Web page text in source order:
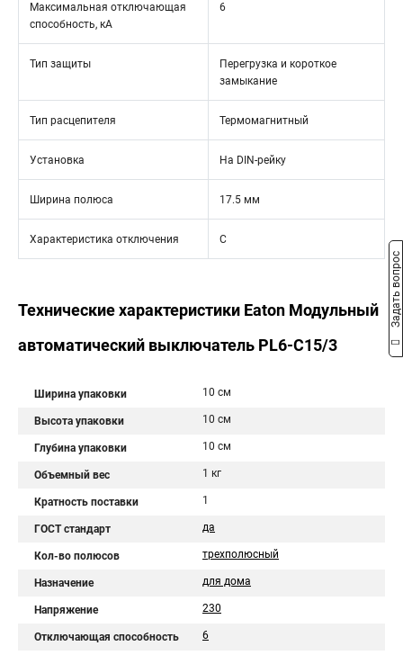
Максимальная отключающая
способность, кА
6
Тип защиты
Перегрузка и короткое
замыкание
Тип расцепителя Термомагнитный
Установка На DIN-рейку
Ширина полюса 17.5 мм
Характеристика отключения C
Технические характеристики Eaton Модульный
автоматический выключатель PL6-C15/3
Ширина упаковки 10 см
Высота упаковки 10 см
Глубина упаковки 10 см
Объемный вес 1 кг
Кратность поставки 1
ГОСТ стандарт да
Кол-во полюсов трехполюсный
Назначение для дома
Напряжение 230
Отключающая способность 6
Задать вопрос